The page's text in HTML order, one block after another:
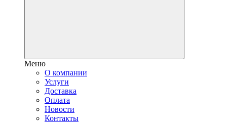
Меню
О компании
Услуги
Доставка
Оплата
Новости
Контакты